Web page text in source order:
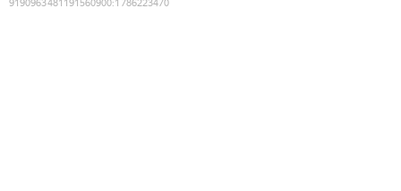
9190963481191560900:1786223470